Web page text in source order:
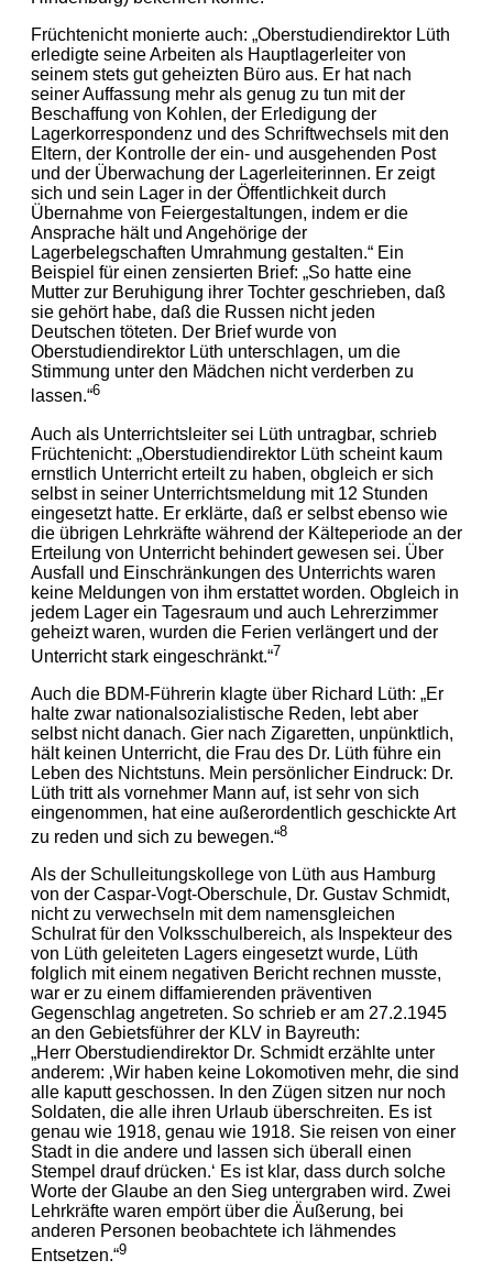
Früchtenicht monierte auch: „Oberstudiendirektor Lüth
erledigte seine Arbeiten als Hauptlagerleiter von
seinem stets gut geheizten Büro aus. Er hat nach
seiner Auffassung mehr als genug zu tun mit der
Beschaffung von Kohlen, der Erledigung der
Lagerkorrespondenz und des Schriftwechsels mit den
Eltern, der Kontrolle der ein- und ausgehenden Post
und der Überwachung der Lagerleiterinnen. Er zeigt
sich und sein Lager in der Öffentlichkeit durch
Übernahme von Feiergestaltungen, indem er die
Ansprache hält und Angehörige der
Lagerbelegschaften Umrahmung gestalten.“ Ein
Beispiel für einen zensierten Brief: „So hatte eine
Mutter zur Beruhigung ihrer Tochter geschrieben, daß
sie gehört habe, daß die Russen nicht jeden
Deutschen töteten. Der Brief wurde von
Oberstudiendirektor Lüth unterschlagen, um die
Stimmung unter den Mädchen nicht verderben zu
lassen.“6
Auch als Unterrichtsleiter sei Lüth untragbar, schrieb
Früchtenicht: „Oberstudiendirektor Lüth scheint kaum
ernstlich Unterricht erteilt zu haben, obgleich er sich
selbst in seiner Unterrichtsmeldung mit 12 Stunden
eingesetzt hatte. Er erklärte, daß er selbst ebenso wie
die übrigen Lehrkräfte während der Kälteperiode an der
Erteilung von Unterricht behindert gewesen sei. Über
Ausfall und Einschränkungen des Unterrichts waren
keine Meldungen von ihm erstattet worden. Obgleich in
jedem Lager ein Tagesraum und auch Lehrerzimmer
geheizt waren, wurden die Ferien verlängert und der
Unterricht stark eingeschränkt.“7
Auch die BDM-Führerin klagte über Richard Lüth: „Er
halte zwar nationalsozialistische Reden, lebt aber
selbst nicht danach. Gier nach Zigaretten, unpünktlich,
hält keinen Unterricht, die Frau des Dr. Lüth führe ein
Leben des Nichtstuns. Mein persönlicher Eindruck: Dr.
Lüth tritt als vornehmer Mann auf, ist sehr von sich
eingenommen, hat eine außerordentlich geschickte Art
zu reden und sich zu bewegen.“8
Als der Schulleitungskollege von Lüth aus Hamburg
von der Caspar-Vogt-Oberschule, Dr. Gustav Schmidt,
nicht zu verwechseln mit dem namensgleichen
Schulrat für den Volksschulbereich, als Inspekteur des
von Lüth geleiteten Lagers eingesetzt wurde, Lüth
folglich mit einem negativen Bericht rechnen musste,
war er zu einem diffamierenden präventiven
Gegenschlag angetreten. So schrieb er am 27.2.1945
an den Gebietsführer der KLV in Bayreuth:
„Herr Oberstudiendirektor Dr. Schmidt erzählte unter
anderem: ‚Wir haben keine Lokomotiven mehr, die sind
alle kaputt geschossen. In den Zügen sitzen nur noch
Soldaten, die alle ihren Urlaub überschreiten. Es ist
genau wie 1918, genau wie 1918. Sie reisen von einer
Stadt in die andere und lassen sich überall einen
Stempel drauf drücken.‘ Es ist klar, dass durch solche
Worte der Glaube an den Sieg untergraben wird. Zwei
Lehrkräfte waren empört über die Äußerung, bei
anderen Personen beobachtete ich lähmendes
Entsetzen.“9